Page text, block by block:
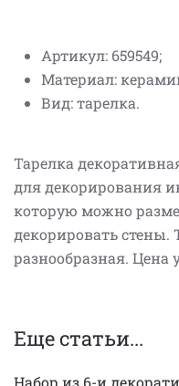
Артикул: 659549;
Материал:
Вид: тарелка.
Тарелка
для декорирования
которую можно
декорировать
разнообразная. Цена
Еще статьи...
Набор из 6-и